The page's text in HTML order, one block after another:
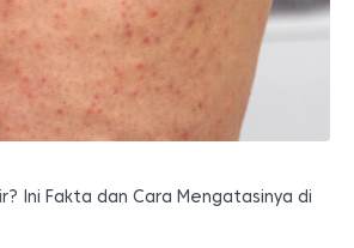
Ini Fakta dan Cara Mengatasinya di